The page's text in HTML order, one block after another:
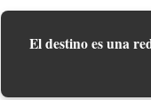
El destino es una